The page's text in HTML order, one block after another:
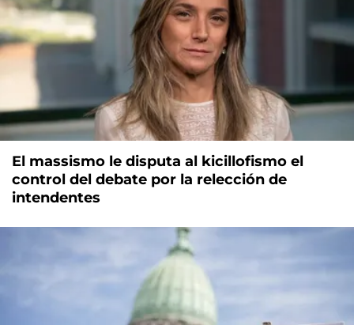
El massismo le disputa al kicillofismo el
control del debate por la relección de
intendentes